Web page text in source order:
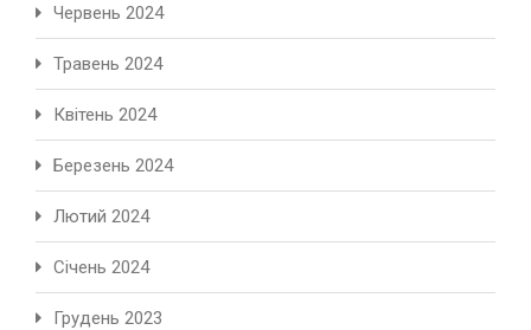
Червень 2024
Травень 2024
Квітень 2024
Березень 2024
Лютий 2024
Січень 2024
Грудень 2023